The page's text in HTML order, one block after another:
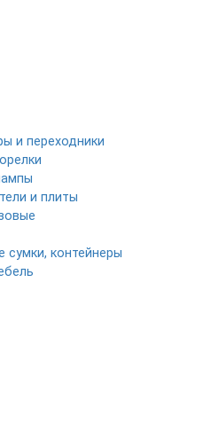
и переходники
и плиты
сумки, контейнеры